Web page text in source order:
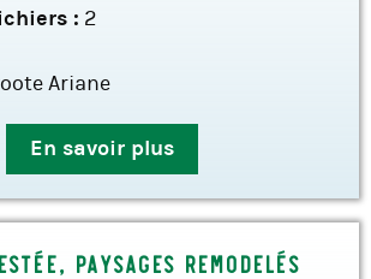
: 2
Ariane
En savoir plus
Paysages Remodelés